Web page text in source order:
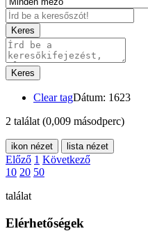
Keres
Keres
Clear tagDátum: 1623
2 találat (0,009 másodperc)
ikon nézet lista nézet
Előző 1 Következő
10 20 50
találat
Elérhetőségek